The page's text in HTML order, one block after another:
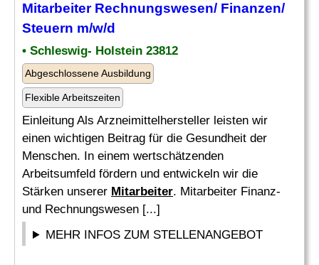
MitarbeiterRechnungswesen/ Finanzen/
Steuern m/w/d
• Schleswig- Holstein 23812
Abgeschlossene Ausbildung
Flexible Arbeitszeiten
Einleitung Als Arzneimittelhersteller leisten wir
einen wichtigen Beitrag für die Gesundheit der
Menschen. In einem wertschätzenden
Arbeitsumfeld fördern und entwickeln wir die
Stärken unserer Mitarbeiter. Mitarbeiter Finanz-
und Rechnungswesen [...]
MEHR INFOS ZUM STELLENANGEBOT